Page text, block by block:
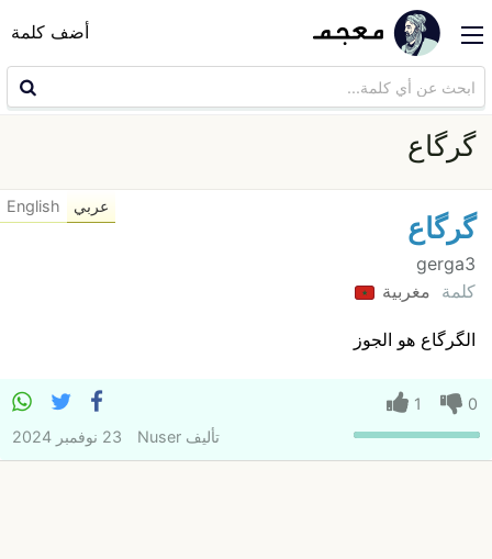
أضف كلمة
گرگاع
گرگاع
gerga3
كلمة مغربية
الگرگاع هو الجوز
عربي English
0
1
تأليفNuser 23 نوفمبر 2024